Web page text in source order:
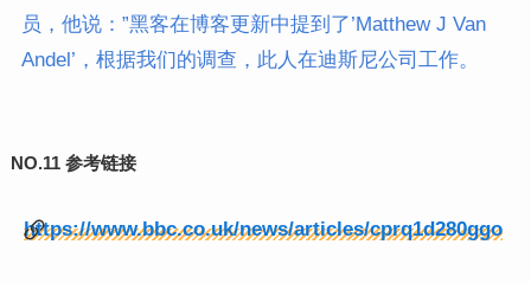
员，他说：”黑客在博客更新中提到了’Matthew J Van
Andel’，根据我们的调查，此人在迪斯尼公司工作。
NO.11 参考链接
https://www.bbc.co.uk/news/articles/cprq1d280ggo